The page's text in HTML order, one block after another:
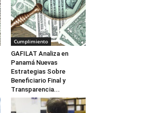
Cumplimiento
GAFILAT Analiza en
Panamá Nuevas
Estrategias Sobre
Beneficiario Final y
Transparencia...